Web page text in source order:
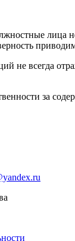
лица
не всегда
за